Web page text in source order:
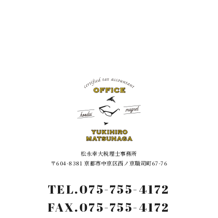
松永幸大税理士事務所
〒604-8381 京都市中京区西ノ京職司町67-76
TEL.075-755-4172
FAX.075-755-4172